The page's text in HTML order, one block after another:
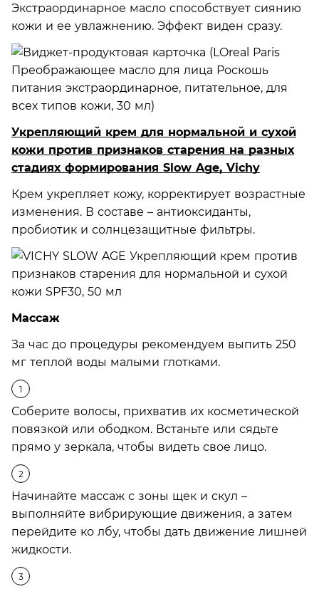
Экстраординарное масло способствует сиянию
кожи и ее увлажнению. Эффект виден сразу.
Укрепляющий крем для нормальной и сухой
кожи против признаков старения на разных
стадиях формирования Slow Age, Vichy
Крем укрепляет кожу, корректирует возрастные
изменения. В составе – антиоксиданты,
пробиотик и солнцезащитные фильтры.
Массаж
За час до процедуры рекомендуем выпить 250
мг теплой воды малыми глотками.
Соберите волосы, прихватив их косметической
повязкой или ободком. Встаньте или сядьте
прямо у зеркала, чтобы видеть свое лицо.
Начинайте массаж с зоны щек и скул –
выполняйте вибрирующие движения, а затем
перейдите ко лбу, чтобы дать движение лишней
жидкости.